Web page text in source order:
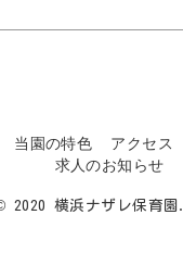
当園の特色 アクセス
求人のお知らせ
2020 横浜ナザレ保育園.